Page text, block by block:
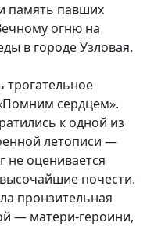
память павших
огню на
в городе Узловая.
трогательное
сердцем».
к одной из
летописи —
не оценивается
почести.
пронзительная
— матери-героини,